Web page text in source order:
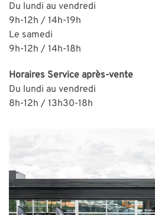
Du lundi au vendredi
9h-12h / 14h-19h
Le samedi
9h-12h / 14h-18h
Horaires Service après-vente
Du lundi au vendredi
8h-12h / 13h30-18h